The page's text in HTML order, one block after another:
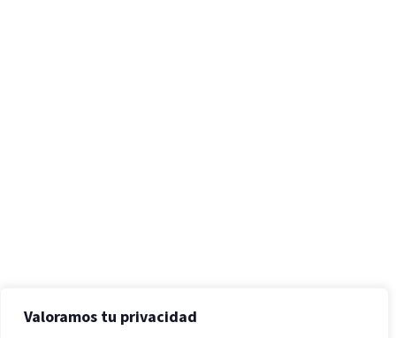
Valoramos tu privacidad